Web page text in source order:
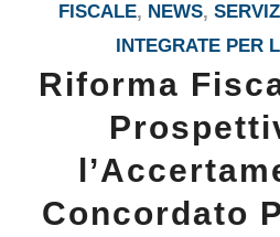
FISCALE, NEWS,
INTEGRATE PER
Riforma
Concordato